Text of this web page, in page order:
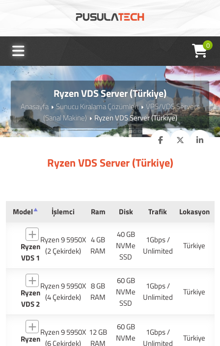
0
Ryzen VDS Server (Türkiye)
Anasayfa Sunucu Kiralama Çözümleri
VPS/VDS Servers
(Sanal Makine)
Ryzen VDS Server (Türkiye)
Ryzen VDS Server (Türkiye)
Model İşlemci Ram Disk Trafik Lokasyon
Ryzen
VDS 1
Ryzen 9 5950X
(2 Çekirdek)
4 GB
RAM
40 GB
NVMe
SSD
1Gbps /
Unlimited
Türkiye
Ryzen
VDS 2
Ryzen 9 5950X
(4 Çekirdek)
8 GB
RAM
60 GB
NVMe
SSD
1Gbps /
Unlimited
Türkiye
Ryzen
Ryzen 9 5950X
(6 Çekirdek)
12 GB
RAM
60 GB
NVMe
1Gbps /
Unlimited
Türkiye